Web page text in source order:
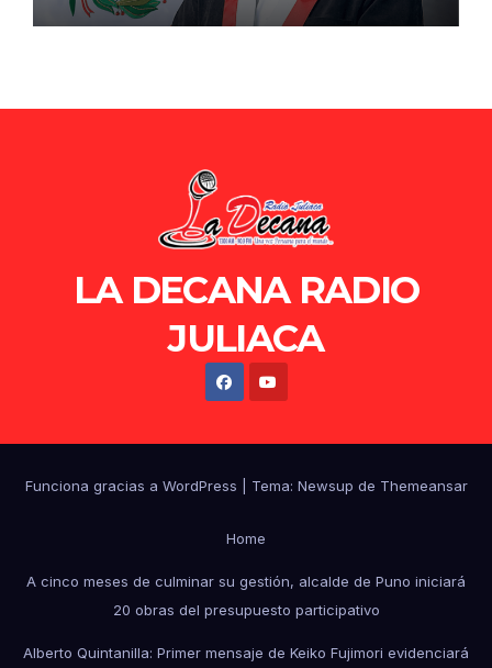
LA DECANA RADIO
JULIACA
Funciona gracias a WordPress Tema: Newsup de Themeansar
Home
A cinco meses de culminar su gestión, alcalde de Puno iniciará
20 obras del presupuesto participativo
Alberto Quintanilla: Primer mensaje de Keiko Fujimori evidenciará